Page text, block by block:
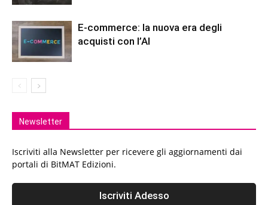
E-commerce: la nuova era degli
acquisti con l’AI
Newsletter
Iscriviti alla Newsletter per ricevere gli aggiornamenti dai
portali di BitMAT Edizioni.